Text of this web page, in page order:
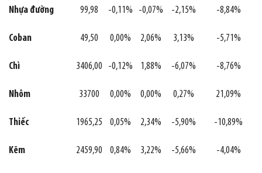
Nhựa đường 99,98 -0,11% -0,07% -2,15% -8,84%
Coban 49,50 0,00% 2,06% 3,13% -5,71%
Chì 3406,00 -0,12% 1,88% -6,07% -8,76%
Nhôm 33700 0,00% 0,00% 0,27% 21,09%
Thiếc 1965,25 0,05% 2,34% -5,90% -10,89%
Kẽm 2459,90 0,84% 3,22% -5,66% -4,04%